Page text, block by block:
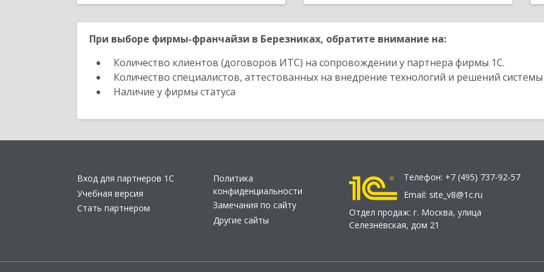
При выборе фирмы-франчайзи в Березниках, обратите внимание на:
Количество клиентов (договоров ИТС) на сопровождении у партнера фирмы 1С.
Количество специалистов, аттестованных на внедрение технологий и решений
Наличие у фирмы статуса
Вход для партнеров 1С
Учебная версия
Стать партнером
Политика
конфиденциальности
Замечания по сайту
Другие сайты
Телефон: +7 (495) 737-92-57
Email: site_v8@1c.ru
Отдел продаж: г. Москва, улица
Селезнёвская, дом 21